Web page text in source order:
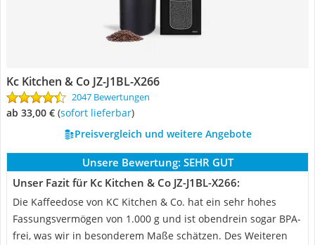
Kc Kitchen & Co JZ-J1BL-X266
2047 Bewertungen
ab 33,00 € ( Sofort lieferbar)
Preisvergleich und weitere Angebote
Unsere Bewertung: SEHR GUT
Unser Fazit für Kc Kitchen & Co JZ-J1BL-X266:
Die Kaffeedose von KC Kitchen & Co. hat ein sehr hohes
Fassungsvermögen von 1.000 g und ist obendrein sogar BPA-
frei, was wir in besonderem Maße schätzen. Des Weiteren